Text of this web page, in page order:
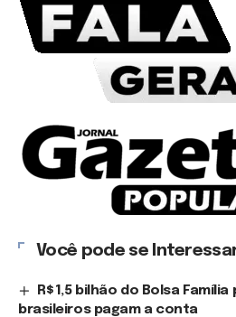
Você pode se
R$ 1,5 bilhão do Bolsa
brasileiros pagam a conta